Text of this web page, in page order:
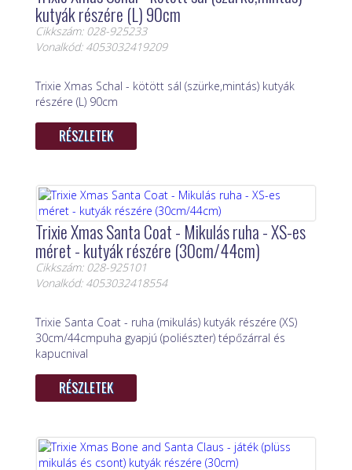
kutyák részére (L) 90cm
Cikkszám: 028-925233
Vonalkód: 4053032419209
Trixie Xmas Schal - kötött sál (szürke,mintás) kutyák
részére (L) 90cm
RÉSZLETEK
Trixie Xmas Santa Coat - Mikulás ruha - XS-es
méret - kutyák részére (30cm/44cm)
Cikkszám: 028-925101
Vonalkód: 4053032418554
Trixie Santa Coat - ruha (mikulás) kutyák részére (XS)
30cm/44cmpuha gyapjú (poliészter) tépőzárral és
kapucnival
RÉSZLETEK